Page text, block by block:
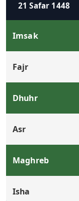
21 Safar 1448
Imsak
Fajr
Dhuhr
Asr
Maghreb
Isha